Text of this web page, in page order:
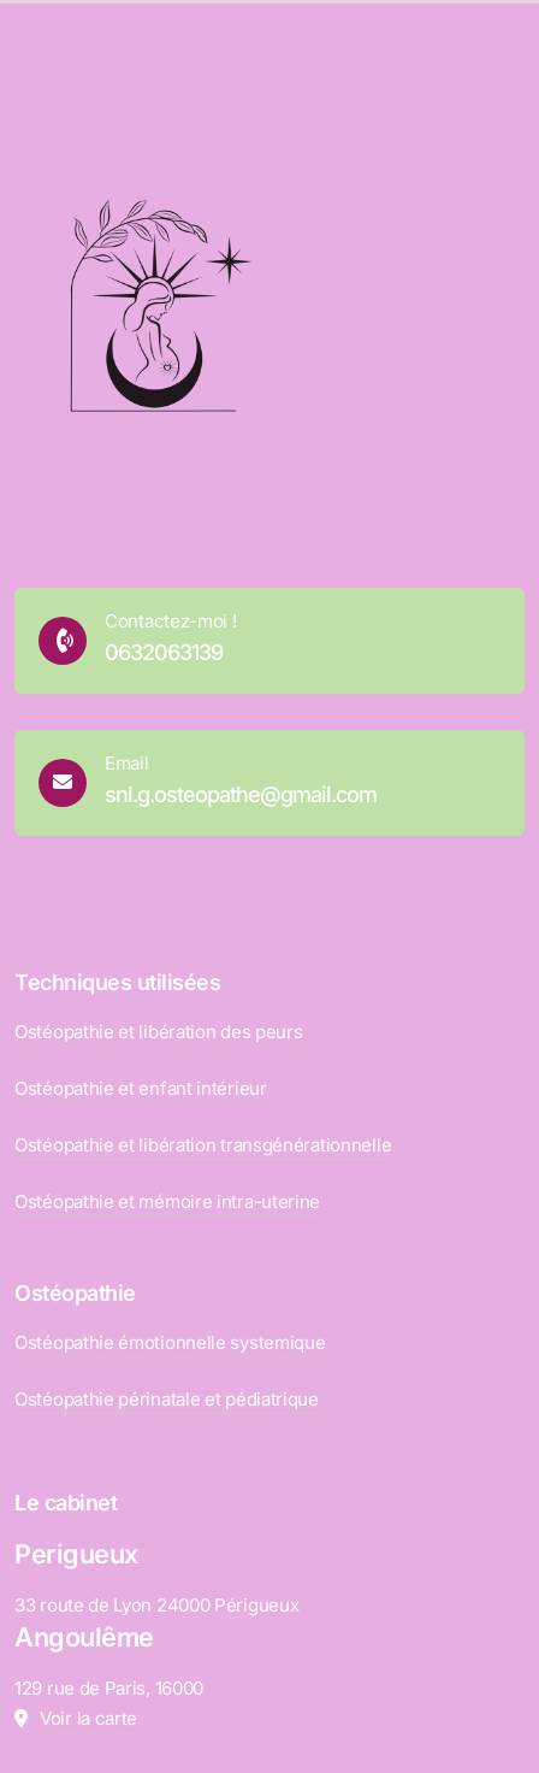
Contactez-moi !
0632063139
Email
snl.g.osteopathe@gmail.com
Techniques utilisées
Ostéopathie et libération des peurs
Ostéopathie et enfant intérieur
Ostéopathie et libération transgénérationnelle
Ostéopathie et mémoire intra-uterine
Ostéopathie
Ostéopathie émotionnelle systemique
Ostéopathie périnatale et pédiatrique
Le cabinet
Perigueux
33 route de Lyon 24000 Périgueux
Angoulême
129 rue de Paris, 16000
Voir la carte